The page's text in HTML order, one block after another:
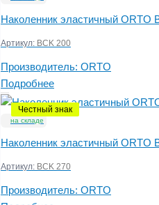
Наколенник эластичный ORTO
Артикул: BCK 200
Производитель: ORTO
Подробнее
Честный знак
на складе
Наколенник эластичный ORTO
Артикул: BCK 270
Производитель: ORTO